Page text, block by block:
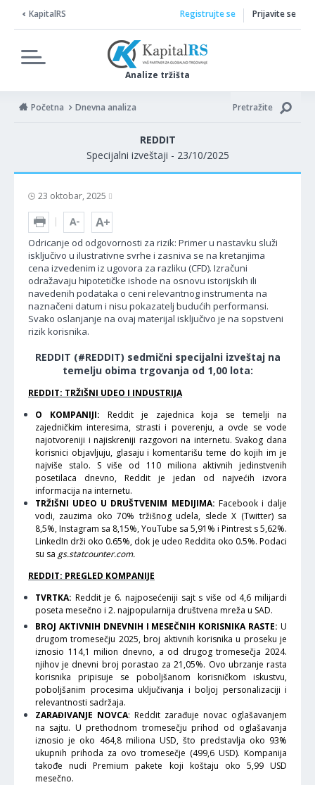
KapitalRS
Analize tržišta
Registrujte se Prijavite se
Početna Dnevna analiza Pretražite
REDDIT
Specijalni izveštaji - 23/10/2025
23 oktobar, 2025
Odricanje od odgovornosti za rizik: Primer u nastavku služi
isključivo u ilustrativne svrhe i zasniva se na kretanjima
cena izvedenim iz ugovora za razliku (CFD). Izračuni
odražavaju hipotetičke ishode na osnovu istorijskih ili
navedenih podataka o ceni relevantnog instrumenta na
naznačeni datum i nisu pokazatelj budućih performansi.
Svako oslanjanje na ovaj materijal isključivo je na sopstveni
rizik korisnika.
REDDIT (#REDDIT) sedmični specijalni izveštaj na
temelju obima trgovanja od 1,00 lota:
REDDIT: TRŽIŠNI UDEO I INDUSTRIJA
O KOMPANIJI: Reddit je zajednica koja se temelji na
zajedničkim interesima, strasti i poverenju, a ovde se vode
najotvoreniji i najiskreniji razgovori na internetu. Svakog dana
korisnici objavljuju, glasaju i komentarišu teme do kojih im je
najviše stalo. S više od 110 miliona aktivnih jedinstvenih
posetilaca dnevno, Reddit je jedan od najvećih izvora
informacija na internetu.
TRŽIŠNI UDEO U DRUŠTVENIM MEDIJIMA: Facebook i dalje
vodi, zauzima oko 70% tržišnog udela, slede X (Twitter) sa
8,5%, Instagram sa 8,15%, YouTube sa 5,91% i Pintrest s 5,62%.
LinkedIn drži oko 0.65%, dok je udeo Reddita oko 0.5%. Podaci
su sa gs.statcounter.com.
REDDIT: PREGLED KOMPANIJE
TVRTKA: Reddit je 6. najposećeniji sajt s više od 4,6 milijardi
poseta mesečno i 2. najpopularnija društvena mreža u SAD.
BROJ AKTIVNIH DNEVNIH I MESEČNIH KORISNIKA RASTE: U
drugom tromesečju 2025, broj aktivnih korisnika u proseku je
iznosio 114,1 milion dnevno, a od drugog tromesečja 2024.
njihov je dnevni broj porastao za 21,05%. Ovo ubrzanje rasta
korisnika pripisuje se poboljšanom korisničkom iskustvu,
poboljšanim procesima uključivanja i boljoj personalizaciji i
relevantnosti sadržaja.
ZARAĐIVANJE NOVCA: Reddit zarađuje novac oglašavanjem
na sajtu. U prethodnom tromesečju prihod od oglašavanja
iznosio je oko 464,8 miliona USD, što predstavlja oko 93%
ukupnih prihoda za ovo tromesečje (499,6 USD). Kompanija
takođe nudi Premium pakete koji koštaju oko 5,99 USD
mesečno.